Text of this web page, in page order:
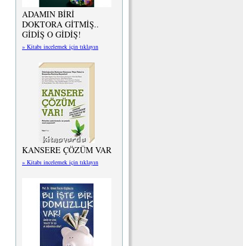
ADAMIN BİRİ
DOKTORA GİTMİŞ..
GİDİŞ O GİDİŞ!
» Kitabı incelemek için tıklayın
KANSERE ÇÖZÜM VAR
» Kitabı incelemek için tıklayın